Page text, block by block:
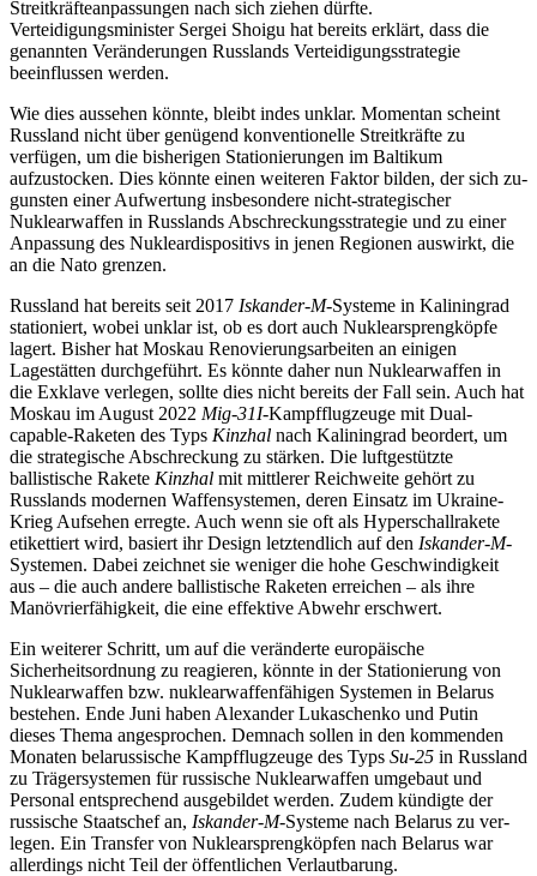
Streit­kräfteanpassungen nach sich ziehen dürfte.
Verteidigungsminister Sergei Shoigu hat bereits erklärt, dass die
genannten Verände­rungen Russlands Verteidigungsstrategie
beeinflussen werden.
Wie dies aussehen könnte, bleibt indes unklar. Momentan scheint
Russland nicht über genügend konventionelle Streitkräfte zu
verfügen, um die bisherigen Stationierun­gen im Baltikum
aufzustocken. Dies könnte einen weiteren Faktor bilden, der sich zu­
gunsten einer Aufwertung insbesondere nicht-strategischer
Nuklearwaffen in Russ­lands Abschreckungsstrategie und zu einer
Anpassung des Nukleardispositivs in jenen Regionen auswirkt, die
an die Nato grenzen.
Russland hat bereits seit 2017 Iskander-M-Systeme in Kaliningrad
stationiert, wobei unklar ist, ob es dort auch Nuklearsprengköpfe
lagert. Bisher hat Moskau Renovierungsarbeiten an einigen
Lagestätten durch­geführt. Es könnte daher nun Nuklear­waffen in
die Exklave verlegen, sollte dies nicht bereits der Fall sein. Auch hat
Moskau im August 2022 Mig-31I-Kampfflugzeuge mit Dual-
capable-Raketen des Typs Kinzhal nach Kaliningrad beordert, um
die strate­gische Abschreckung zu stärken. Die luft­gestützte
ballistische Rakete Kinzhal mit mittlerer Reichweite gehört zu
Russlands modernen Waffensystemen, deren Einsatz im Ukraine-
Krieg Aufsehen erregte. Auch wenn sie oft als Hyperschallrakete
etiket­tiert wird, basiert ihr Design letztendlich auf den Iskander-M-
Systemen. Dabei zeich­net sie weniger die hohe Geschwindigkeit
aus – die auch andere ballistische Raketen erreichen – als ihre
Manövrierfähigkeit, die eine effektive Abwehr erschwert.
Ein weiterer Schritt, um auf die ver­änderte europäische
Sicherheitsordnung zu reagieren, könnte in der Stationierung von
Nuklearwaffen bzw. nuklearwaffenfähigen Systemen in Belarus
bestehen. Ende Juni haben Alexander Lukaschenko und Putin
dieses Thema angesprochen. Demnach sollen in den kommenden
Monaten bela­russische Kampfflugzeuge des Typs Su‑25 in Russland
zu Trägersystemen für russische Nuklearwaffen umgebaut und
Personal entsprechend ausgebildet werden. Zudem kündigte der
russische Staatschef an, Iskan­der-M-Systeme nach Belarus zu ver­
legen. Ein Transfer von Nuklearsprengköpfen nach Belarus war
allerdings nicht Teil der öffent­lichen Verlautbarung.